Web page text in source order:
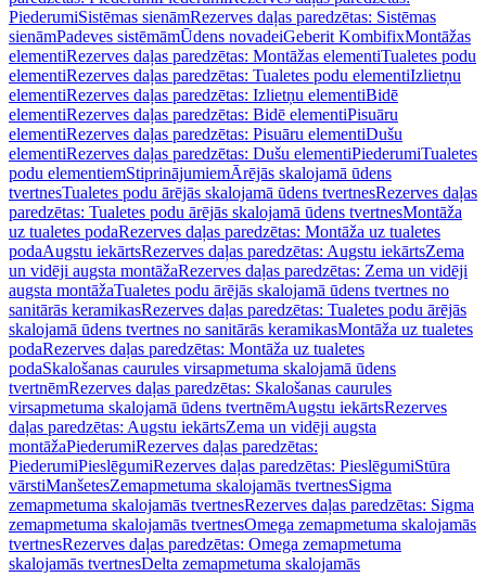
PiederumiSistēmas sienāmRezerves daļas paredzētas: Sistēmas
sienāmPadeves sistēmāmŪdens novadeiGeberit KombifixMontāžas
elementiRezerves daļas paredzētas: Montāžas elementiTualetes podu
elementiRezerves daļas paredzētas: Tualetes podu elementiIzlietņu
elementiRezerves daļas paredzētas: Izlietņu elementiBidē
elementiRezerves daļas paredzētas: Bidē elementiPisuāru
elementiRezerves daļas paredzētas: Pisuāru elementiDušu
elementiRezerves daļas paredzētas: Dušu elementiPiederumiTualetes
podu elementiemStiprinājumiemĀrējās skalojamā ūdens
tvertnesTualetes podu ārējās skalojamā ūdens tvertnesRezerves daļas
paredzētas: Tualetes podu ārējās skalojamā ūdens tvertnesMontāža
uz tualetes podaRezerves daļas paredzētas: Montāža uz tualetes
podaAugstu iekārtsRezerves daļas paredzētas: Augstu iekārtsZema
un vidēji augsta montāžaRezerves daļas paredzētas: Zema un vidēji
augsta montāžaTualetes podu ārējās skalojamā ūdens tvertnes no
sanitārās keramikasRezerves daļas paredzētas: Tualetes podu ārējās
skalojamā ūdens tvertnes no sanitārās keramikasMontāža uz tualetes
podaRezerves daļas paredzētas: Montāža uz tualetes
podaSkalošanas caurules virsapmetuma skalojamā ūdens
tvertnēmRezerves daļas paredzētas: Skalošanas caurules
virsapmetuma skalojamā ūdens tvertnēmAugstu iekārtsRezerves
daļas paredzētas: Augstu iekārtsZema un vidēji augsta
montāžaPiederumiRezerves daļas paredzētas:
PiederumiPieslēgumiRezerves daļas paredzētas: PieslēgumiStūra
vārstiManšetesZemapmetuma skalojamās tvertnesSigma
zemapmetuma skalojamās tvertnesRezerves daļas paredzētas: Sigma
zemapmetuma skalojamās tvertnesOmega zemapmetuma skalojamās
tvertnesRezerves daļas paredzētas: Omega zemapmetuma
skalojamās tvertnesDelta zemapmetuma skalojamās